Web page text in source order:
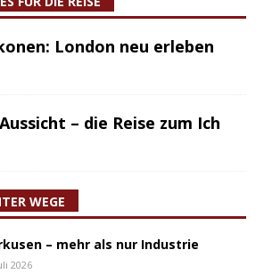
London neu erleben
– die Reise zum Ich
WEGE
– mehr als nur Industrie
2026